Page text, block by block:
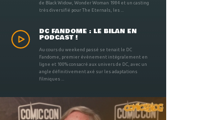
de Black Widow, Wonder Woman 1984 et un casting
très diversifié pour The Eternals, les ...
DC FANDOME : LE BILAN EN
PODCAST !
Au cours du weekend passé se tenait le DC
Fandome, premier évènement intégralement en
ligne et 100% consacré aux univers de DC, avec un
angle définitivement axé sur les adaptations
filmiques ...